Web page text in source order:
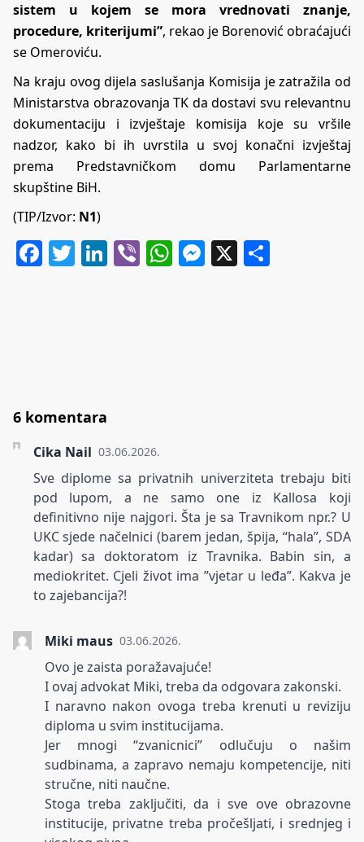
sistem u kojem se mora vrednovati znanje,
procedure, kriterijumi”, rekao je Borenović obraćajući
se Omeroviću.
Na kraju ovog dijela saslušanja Komisija je zatražila od
Ministarstva obrazovanja TK da dostavi svu relevantnu
dokumentaciju i izvještaje komisija koje su vršile
nadzor, kako bi ih uvrstila u svoj konačni izvještaj
prema Predstavničkom domu Parlamentarne
skupštine BiH.
(TIP/Izvor: N1)
Facebook
Twitter
LinkedIn
ViberWhatsApp
Messenger
X
6 komentara
Cika Nail 03.06.2026.
Sve diplome sa privatnih univerziteta trebaju biti
pod lupom, a ne samo one iz Kallosa koji
definitivno nije najgori. Šta je sa Travnikom npr.? U
UKC sjede načelnici (barem jedan, špija, “hala”, SDA
kadar) sa doktoratom iz Travnika. Babin sin, a
mediokritet. Cjeli život ima ”vjetar u leđa”. Kakva je
to zajebancija?!
Miki maus 03.06.2026.
Ovo je zaista poražavajuće!
I ovaj advokat Miki, treba da odgovara zakonski.
I naravno nakon ovoga treba krenuti u reviziju
diploma u svim institucijama.
Jer mnogi “zvanicnici” odlučuju o našim
sudbinama, a zapravo nemaju kompetencije, niti
stručne, niti naučne.
Stoga treba zaključiti, da i sve ove obrazovne
institucije, privatne treba pročešljati, i srednjeg i